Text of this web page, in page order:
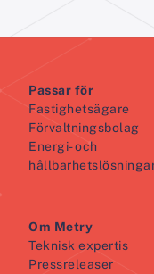
Passar för
Fastighetsägare
Förvaltningsbolag
Energi- och
Om Metry
Teknisk expertis
Pressreleaser